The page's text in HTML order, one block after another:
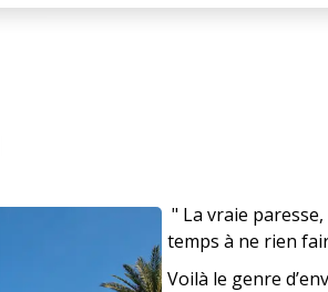
" La vraie
temps à ne rien
Voilà le genre